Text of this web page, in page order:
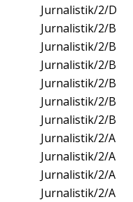
Jurnalistik/2/D
Jurnalistik/2/B
Jurnalistik/2/B
Jurnalistik/2/B
Jurnalistik/2/B
Jurnalistik/2/B
Jurnalistik/2/B
Jurnalistik/2/A
Jurnalistik/2/A
Jurnalistik/2/A
Jurnalistik/2/A